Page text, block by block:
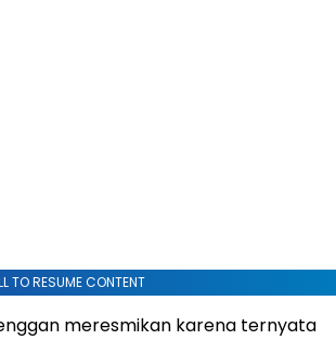
TO RESUME CONTENT
meresmikan karena ternyata